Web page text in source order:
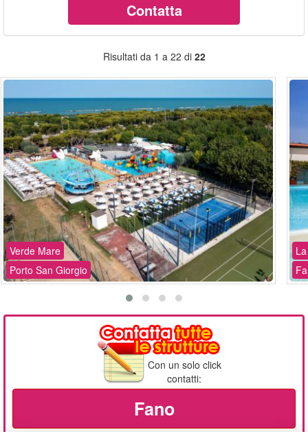
Contatta
Risultati da 1 a 22 di 22
Verde Mare
Porto San Giorgio
Con un solo click
contatti:
Fano